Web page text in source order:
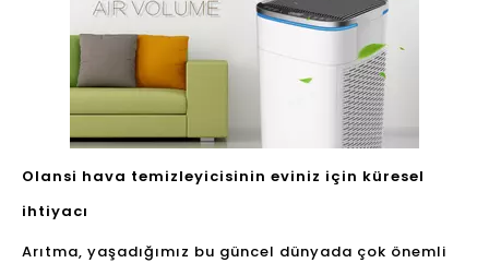
Olansi hava temizleyicisinin eviniz için küresel
ihtiyacı
Arıtma, yaşadığımız bu güncel dünyada çok önemli